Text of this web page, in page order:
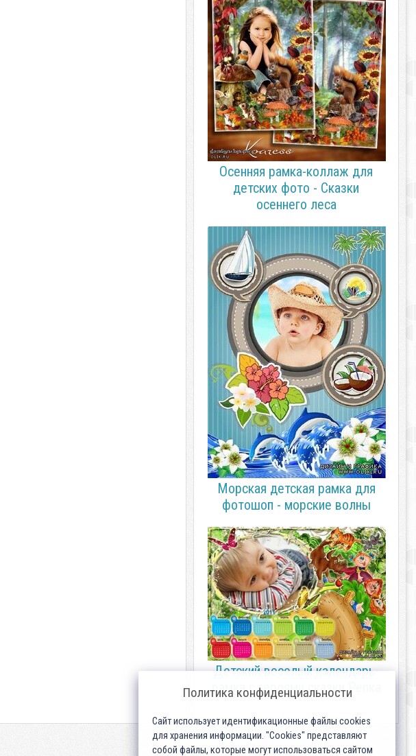
Осенняя рамка-коллаж для
детских фото - Сказки
осеннего леса
Морская детская рамка для
фотошоп - морские волны
Детский веселый календарь-
рамка с героями сказки Репка
Политика конфиденциальности
Сайт использует идентификационные файлы cookies
для хранения информации. "Cookies" представляют
собой файлы, которые могут использоваться сайтом